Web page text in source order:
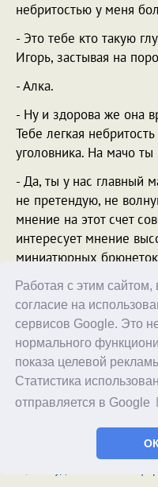
Работая с этим сайтом,
согласие на
сервисов Google. Это
нормального
показа целевой
Статистика
отправляется в Google
ОК
небритостью у меня
- Это тебе кто такую
Игорь, застывая на
- Алка.
- Ну и здорова же она
Тебе легкая
уголовника. На мачо
- Да, ты у нас главный
не претендую, не
мнение на этот счет
интересует мнение
миниатюрных
Игорь хмыкнул и исчез
[
(все выпуски
© 1998–2026 Alex Exler